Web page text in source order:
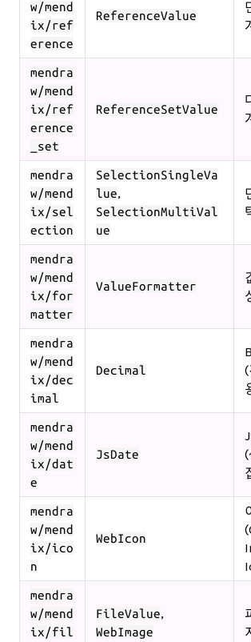
w/mend
ix/ref
erence
ReferenceValue
mendra
w/mend
ix/ref
erence
_set
ReferenceSetValue
mendra
w/mend
ix/sel
ection
SelectionSingleVa
lue,
SelectionMultiVal
ue
mendra
w/mend
ix/for
matter
ValueFormatter
mendra
w/mend
ix/dec
imal
Decimal
mendra
w/mend
ix/dat
e
JsDate
mendra
w/mend
ix/ico
n
WebIcon
mendra
w/mend
ix/fil
FileValue,
WebImage